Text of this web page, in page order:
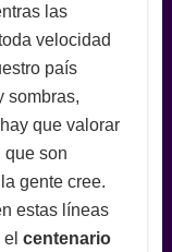
las
velocidad
país
sombras,
que valorar
que son
gente cree.
estas líneas
centenario